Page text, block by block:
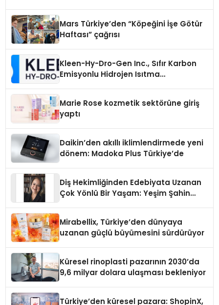
Mars Türkiye’den “Köpeğini İşe Götür
Haftası” çağrısı
Kleen-Hy-Dro-Gen Inc., Sıfır Karbon
Emisyonlu Hidrojen Isıtma
Marie Rose kozmetik sektörüne giriş
yaptı
Daikin’den akıllı iklimlendirmede yeni
dönem: Madoka Plus Türkiye’de
Diş Hekimliğinden Edebiyata Uzanan
Çok Yönlü Bir Yaşam: Yeşim Şahin
Mirabellix, Türkiye’den dünyaya
uzanan güçlü büyümesini sürdürüyor
Küresel rinoplasti pazarının 2030’da
9,6 milyar dolara ulaşması bekleniyor
Türkiye’den küresel pazara: ShopinX,